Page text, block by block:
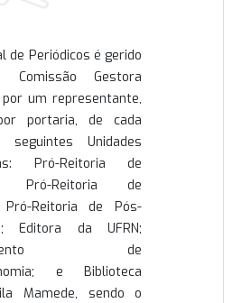
de Periódicos é gerido
Gestora
um representante,
portaria, de cada
Unidades
Pró-Reitoria de
Pró-Reitoria de
Pró-Reitoria de Pós-
Editora da UFRN;
de
e Biblioteca
Mamede, sendo o